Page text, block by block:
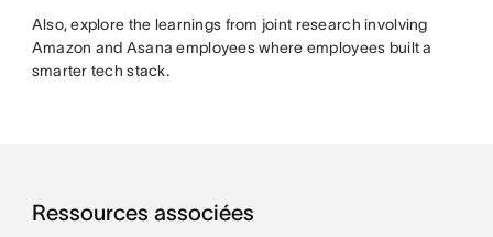
Also, explore the learnings from joint research involving
Amazon and Asana employees where employees built a
smarter tech stack.
Ressources associées